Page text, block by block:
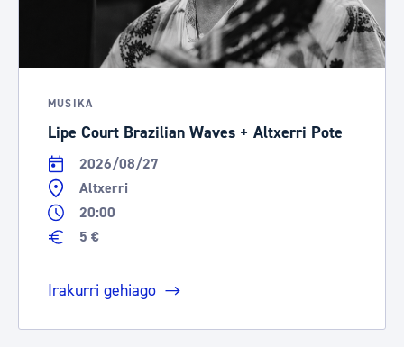
MUSIKA
Lipe Court Brazilian Waves + Altxerri Pote
2026/08/27
Altxerri
20:00
5 €
Irakurri gehiago